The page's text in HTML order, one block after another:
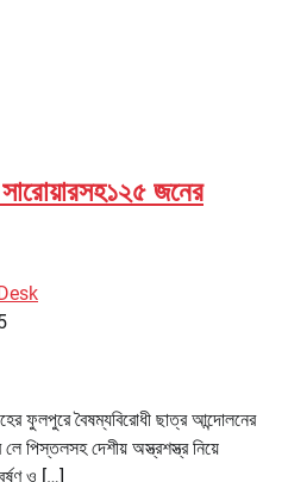
জনের
ফুলপুরে বৈষম্যবিরোধী ছাত্র আন্দোলনের
পিস্তলসহ দেশীয় অস্ত্রশস্ত্র নিয়ে
ও […]